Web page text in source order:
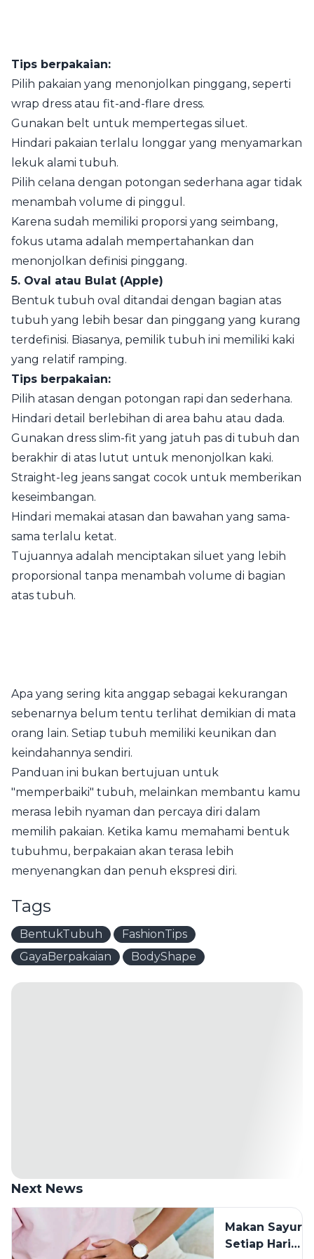
Tips berpakaian:
Pilih pakaian yang menonjolkan pinggang, seperti
wrap dress atau fit-and-flare dress.
Gunakan belt untuk mempertegas siluet.
Hindari pakaian terlalu longgar yang menyamarkan
lekuk alami tubuh.
Pilih celana dengan potongan sederhana agar tidak
menambah volume di pinggul.
Karena sudah memiliki proporsi yang seimbang,
fokus utama adalah mempertahankan dan
menonjolkan definisi pinggang.
5. Oval atau Bulat (Apple)
Bentuk tubuh oval ditandai dengan bagian atas
tubuh yang lebih besar dan pinggang yang kurang
terdefinisi. Biasanya, pemilik tubuh ini memiliki kaki
yang relatif ramping.
Tips berpakaian:
Pilih atasan dengan potongan rapi dan sederhana.
Hindari detail berlebihan di area bahu atau dada.
Gunakan dress slim-fit yang jatuh pas di tubuh dan
berakhir di atas lutut untuk menonjolkan kaki.
Straight-leg jeans sangat cocok untuk memberikan
keseimbangan.
Hindari memakai atasan dan bawahan yang sama-
sama terlalu ketat.
Tujuannya adalah menciptakan siluet yang lebih
proporsional tanpa menambah volume di bagian
atas tubuh.
Apa yang sering kita anggap sebagai kekurangan
sebenarnya belum tentu terlihat demikian di mata
orang lain. Setiap tubuh memiliki keunikan dan
keindahannya sendiri.
Panduan ini bukan bertujuan untuk
"memperbaiki" tubuh, melainkan membantu kamu
merasa lebih nyaman dan percaya diri dalam
memilih pakaian. Ketika kamu memahami bentuk
tubuhmu, berpakaian akan terasa lebih
menyenangkan dan penuh ekspresi diri.
Tags
BentukTubuh
FashionTips
GayaBerpakaian
BodyShape
Next News
Makan Sayur
Setiap Hari